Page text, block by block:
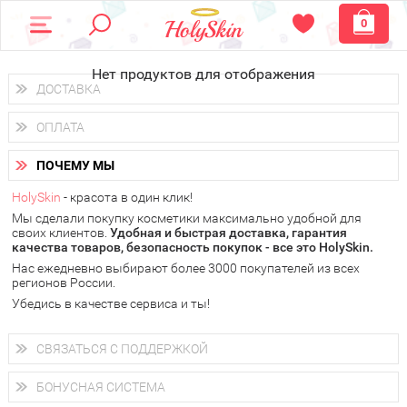
0
Нет продуктов для отображения
ДОСТАВКА
Доставка осуществляетсяпо всем городам России.
Вы можете выбрать доставку курьером, Почтой России или
получить заказ в пунктах выдачи PickPoint или пункте
самовывоза.
В 20 городах России доставка осуществляется ужена
следующий день.
у Вас всегда есть возможность получитьбесплатную
доставку от HolySkin.
подробнее об условиях доставки и оплаты в Вашем городе
ОПЛАТА
Вы можете оплатить свой заказ любым удобным способом:
наличными деньгами (
через интернет-банк (Альфа-банк, Сбербанк) и другими
электронными способами.
ПОЧЕМУ МЫ
HolySkin - красота в один клик!
Мы сделали покупку косметики максимально удобной для
своих клиентов. Удобная и быстрая доставка, гарантия
качества товаров, безопасность покупок - все это HolySkin.
Нас ежедневно выбирают более 3000 покупателей из всех
регионов России.
Убедись в качестве сервиса и ты!
СВЯЗАТЬСЯ С ПОДДЕРЖКОЙ
+7 (800) 707-24-55
Мы будем рады ответить на все Ваши вопросы по работе
магазина, проконсультировать по товарам, рассказать о
БОНУСНАЯ СИСТЕМА